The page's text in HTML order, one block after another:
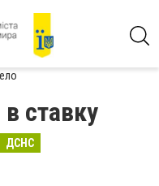
ставку
ДСНС